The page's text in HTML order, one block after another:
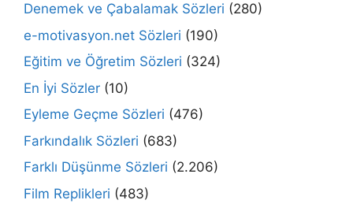
Denemek ve Çabalamak Sözleri (280)
e-motivasyon.net Sözleri (190)
Eğitim ve Öğretim Sözleri (324)
En İyi Sözler (10)
Eyleme Geçme Sözleri (476)
Farkındalık Sözleri (683)
Farklı Düşünme Sözleri (2.206)
Film Replikleri (483)